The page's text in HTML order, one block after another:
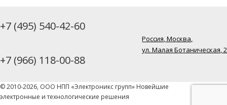
+7 (495) 540-42-60
+7 (966) 118-00-88
Россия, Москва,
ул. Малая Ботаническая,
© 2010-2026, ООО НПП «Электроникс групп» Новейшие
электронные и технологические решения